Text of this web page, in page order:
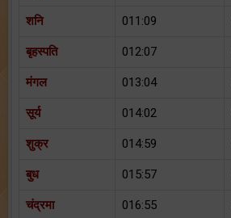
शनि 011:09
बृहस्पति 012:07
मंगल 013:04
सूर्य 014:02
शुक्र 014:59
बुध 015:57
चंद्रमा 016:55